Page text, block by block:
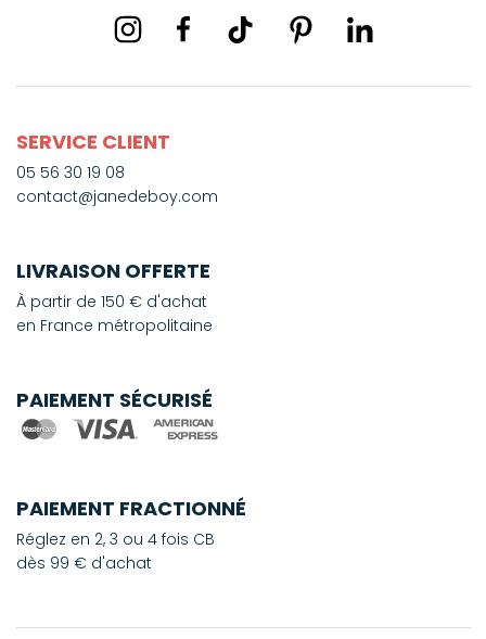
SERVICE CLIENT
05 56 30 19 08
contact@janedeboy.com
LIVRAISON OFFERTE
À partir de 150 € d'achat
en France métropolitaine
PAIEMENT SÉCURISÉ
PAIEMENT FRACTIONNÉ
Réglez en 2, 3 ou 4 fois CB
dès 99 € d'achat